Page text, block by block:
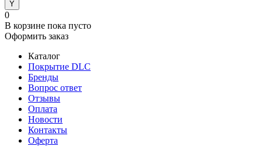
0
В корзине пока пусто
Оформить заказ
Каталог
Покрытие DLC
Бренды
Вопрос ответ
Отзывы
Оплата
Новости
Контакты
Оферта